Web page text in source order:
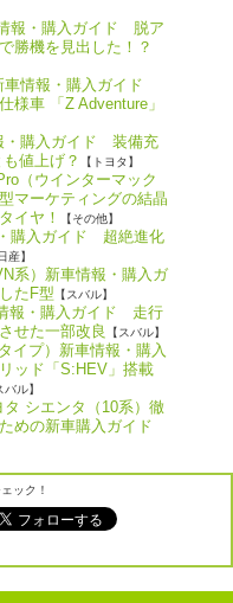
報・購入ガイド 脱ア
勝機を見出した！？
車情報・購入ガイド
様車 「Z Adventure」
・購入ガイド 装備充
値上げ？
【トヨタ】
（ウインターマック
マーケティングの結晶
イヤ！
【その他】
購入ガイド 超絶進化
産】
系）新車情報・購入ガ
たF型 【スバル】
報・購入ガイド 走行
せた一部改良
【スバル】
イプ）新車情報・購入
ッド「S:HEV」搭載
バル】
シエンタ（10系）徹
めの新車購入ガイド
ック！